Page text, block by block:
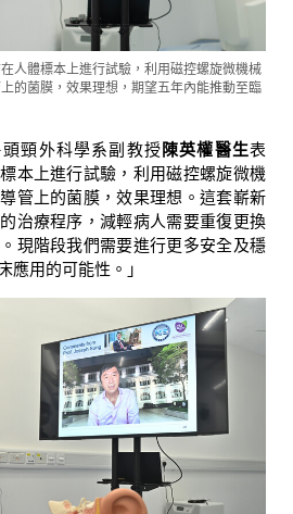
人體標本上進行試驗，利用磁控螺旋微機械
的菌膜，效果理想，期望五年內能推動至臨
頸外科學系副教授陳英權醫生表
本上進行試驗，利用磁控螺旋微機
管上的菌膜，效果理想。這套嶄新
治療程序，減輕病人需要重復更換
現階段我們需要進行更多安全及穩
應用的可能性。」